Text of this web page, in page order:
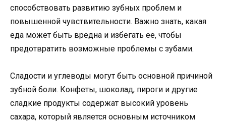
способствовать развитию зубных проблем и
повышенной чувствительности. Важно знать, какая
еда может быть вредна и избегать ее, чтобы
предотвратить возможные проблемы с зубами.
Сладости и углеводы могут быть основной причиной
зубной боли. Конфеты, шоколад, пироги и другие
сладкие продукты содержат высокий уровень
сахара, который является основным источником